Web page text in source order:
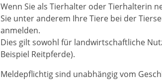
Wenn Sie als Tierhalter oder Tierhalterin
Sie unter anderem Ihre Tiere bei der
anmelden.
Dies gilt sowohl für landwirtschaftliche
Beispiel Reitpferde).
Meldepflichtig sind unabhängig vom